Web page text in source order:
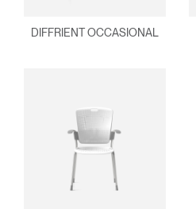
DIFFRIENT OCCASIONAL